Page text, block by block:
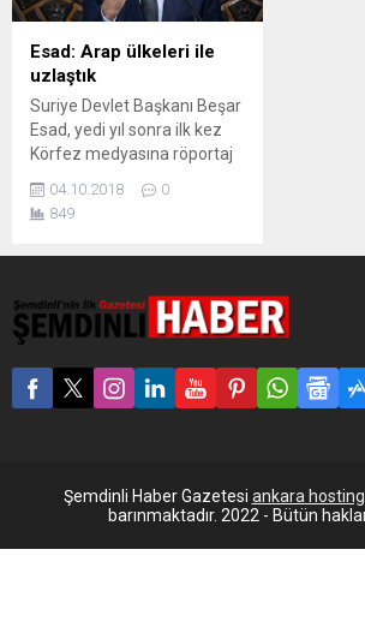
Esad: Arap ülkeleri ile
uzlaştık
Suriye Devlet Başkanı Beşar
Esad, yedi yıl sonra ilk kez
Körfez medyasına röportaj
uzlaşıya vardıklarını açıkladı.
Suriye Devlet Başkanı Beşar
anlaşmazlık halinde
oldukları Arap devletleriyle
‘temel bir anlayışa
vardıklarını’ duyurdu. Kuveyt
gazetesi eş Şahid’e konuşan
04.10.2018
0
849
Şemdinli Haber Gazetesi ankara hosting
barınmaktadır. 2022 - Bütün